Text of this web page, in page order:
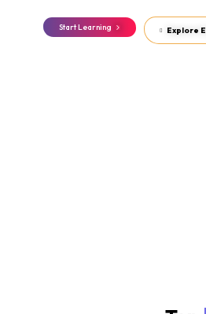
Start Learning Explore